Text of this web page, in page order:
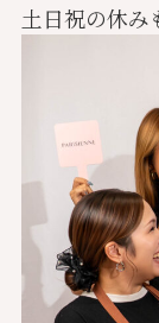
土日祝の休み